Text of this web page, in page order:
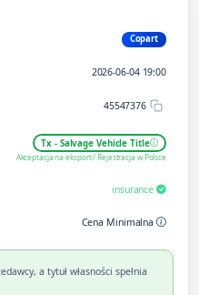
Copart
2026-06-04 19:00
45547376
Tx - Salvage Vehicle Title
Akceptacja na eksport / Rejestracja w Polsce
insurance
Cena Minimalna
a tytuł własności spełnia